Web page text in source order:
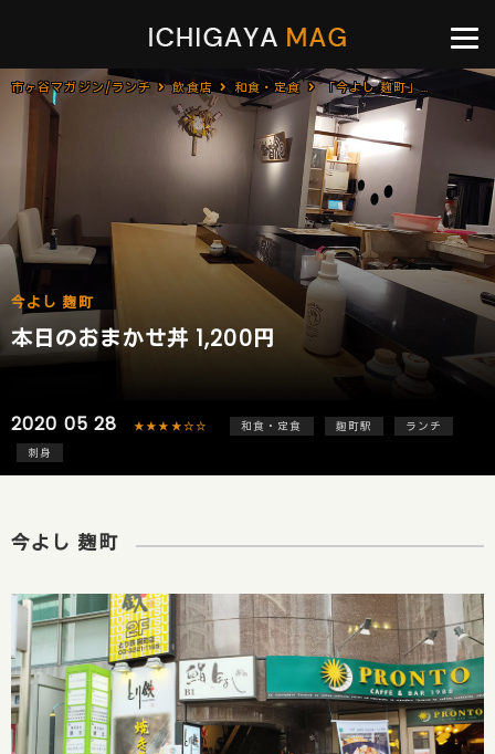
市ヶ谷マガジン/ランチ 飲食店 和食・定食 「今よし 麹町」で「本日のおまかせ丼(1,200円)」のランチ
今よし 麹町
本日のおまかせ丼 1,200円
2020 05 28 ★★★★☆☆ 和食・定食 麹町駅
ランチ
刺身
今よし 麹町